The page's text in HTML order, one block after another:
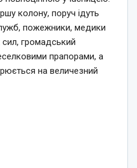
колону, поруч ідуть
пожежники, медики
громадський
прапорами, а
на величезний